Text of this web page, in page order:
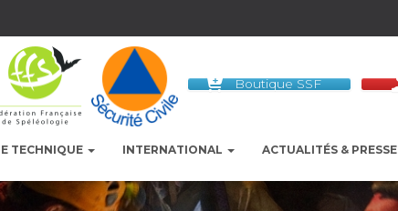
Boutique SSF
TECHNIQUE INTERNATIONAL ACTUALITÉS & PRESSE